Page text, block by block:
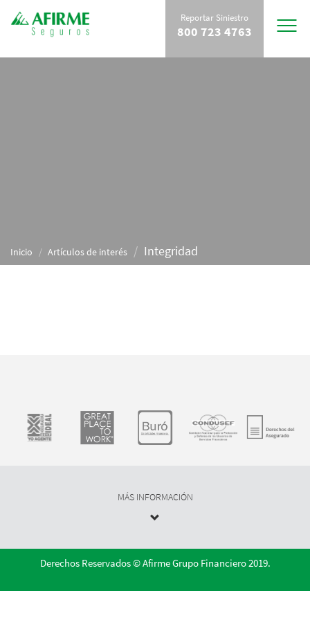
Toggle
Reportar Siniestro
800 723 4763
Inicio Artículos de interés Integridad
MÁS INFORMACIÓN
Derechos Reservados © Afirme Grupo Financiero 2019.